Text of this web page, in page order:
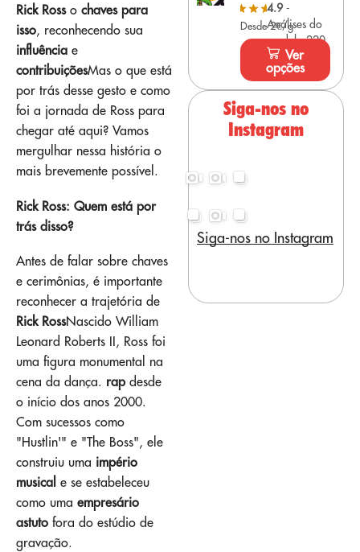
Rick Rosso chaves para
isso, reconhecendo sua
influência e
contribuiçõesMas o que está
por trás desse gesto e como
foi a jornada de Ross para
chegar até aqui? Vamos
mergulhar nessa história o
mais brevemente possível.
Rick Ross: Quem está por
trás disso?
Antes de falar sobre chaves
e cerimônias, é importante
reconhecer a trajetória de
Rick RossNascido William
Leonard Roberts II, Ross foi
uma figura monumental na
cena da dança. rap desde
o início dos anos 2000.
Com sucessos como
"Hustlin'" e "The Boss", ele
construiu uma império
musical e se estabeleceu
como uma empresário
astuto fora do estúdio de
gravação.
4.9-
Análises do
modelo 220
Desde 2€/g
Ver
opções
Siga-nos no
Instagram
Siga-nos no Instagram